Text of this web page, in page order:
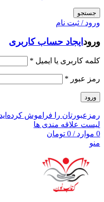
جستجو
ورود / ثبت نام
ورود ایجاد حساب کاربری
کلمه کاربری یا ایمیل *
رمز عبور *
ورود
رمزعبورتان را فراموش
لیست علاقه مندی ها
0 موارد /
0 تومان
منو